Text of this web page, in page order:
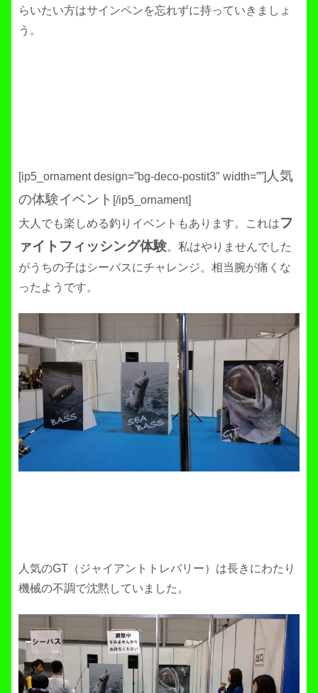
らいたい方はサインペンを忘れずに持っていきましょ
う。
[ip5_ornament design=”bg-deco-postit3″ width=””] 人気
の体験イベント [/ip5_ornament]
大人でも楽しめる釣りイベントもあります。これはフ
ァイトフィッシング体験。私はやりませんでした
がうちの子はシーバスにチャレンジ。相当腕が痛くな
ったようです。
人気のGT（ジャイアントトレバリー）は長きにわたり
機械の不調で沈黙していました。